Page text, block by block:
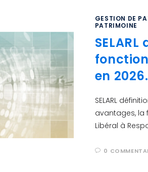
GESTION DE
PATRIMOINE
en 2026.
SELARL
avantages, la
Libéral à
0